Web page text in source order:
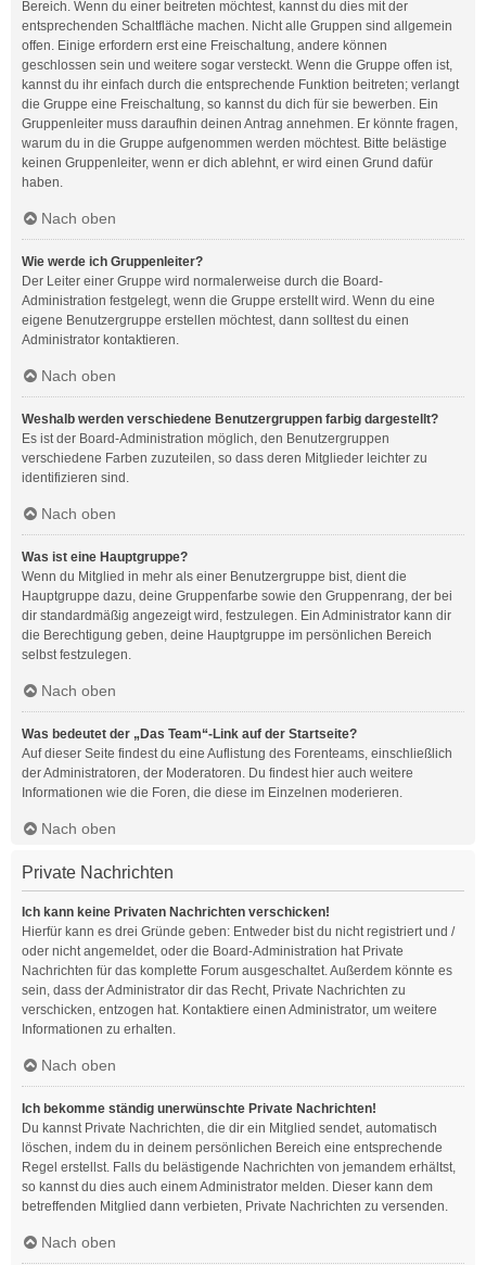
Bereich. Wenn du einer beitreten möchtest, kannst du dies mit der
entsprechenden Schaltfläche machen. Nicht alle Gruppen sind allgemein
offen. Einige erfordern erst eine Freischaltung, andere können
geschlossen sein und weitere sogar versteckt. Wenn die Gruppe offen ist,
kannst du ihr einfach durch die entsprechende Funktion beitreten; verlangt
die Gruppe eine Freischaltung, so kannst du dich für sie bewerben. Ein
Gruppenleiter muss daraufhin deinen Antrag annehmen. Er könnte fragen,
warum du in die Gruppe aufgenommen werden möchtest. Bitte belästige
keinen Gruppenleiter, wenn er dich ablehnt, er wird einen Grund dafür
haben.
Nach oben
Wie werde ich Gruppenleiter?
Der Leiter einer Gruppe wird normalerweise durch die Board-
Administration festgelegt, wenn die Gruppe erstellt wird. Wenn du eine
eigene Benutzergruppe erstellen möchtest, dann solltest du einen
Administrator kontaktieren.
Nach oben
Weshalb werden verschiedene Benutzergruppen farbig dargestellt?
Es ist der Board-Administration möglich, den Benutzergruppen
verschiedene Farben zuzuteilen, so dass deren Mitglieder leichter zu
identifizieren sind.
Nach oben
Was ist eine Hauptgruppe?
Wenn du Mitglied in mehr als einer Benutzergruppe bist, dient die
Hauptgruppe dazu, deine Gruppenfarbe sowie den Gruppenrang, der bei
dir standardmäßig angezeigt wird, festzulegen. Ein Administrator kann dir
die Berechtigung geben, deine Hauptgruppe im persönlichen Bereich
selbst festzulegen.
Nach oben
Was bedeutet der „Das Team“-Link auf der Startseite?
Auf dieser Seite findest du eine Auflistung des Forenteams, einschließlich
der Administratoren, der Moderatoren. Du findest hier auch weitere
Informationen wie die Foren, die diese im Einzelnen moderieren.
Nach oben
Private Nachrichten
Ich kann keine Privaten Nachrichten verschicken!
Hierfür kann es drei Gründe geben: Entweder bist du nicht registriert und /
oder nicht angemeldet, oder die Board-Administration hat Private
Nachrichten für das komplette Forum ausgeschaltet. Außerdem könnte es
sein, dass der Administrator dir das Recht, Private Nachrichten zu
verschicken, entzogen hat. Kontaktiere einen Administrator, um weitere
Informationen zu erhalten.
Nach oben
Ich bekomme ständig unerwünschte Private Nachrichten!
Du kannst Private Nachrichten, die dir ein Mitglied sendet, automatisch
löschen, indem du in deinem persönlichen Bereich eine entsprechende
Regel erstellst. Falls du belästigende Nachrichten von jemandem erhältst,
so kannst du dies auch einem Administrator melden. Dieser kann dem
betreffenden Mitglied dann verbieten, Private Nachrichten zu versenden.
Nach oben